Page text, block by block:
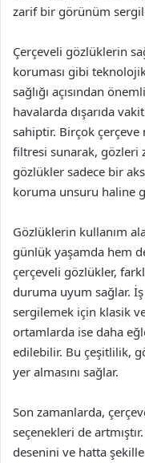
zarif bir görünüm
Çerçeveli gözlüklerin
koruması gibi
sağlığı açısından
havalarda dışarıda
sahiptir. Birçok
filtresi sunarak, gözleri
gözlükler sadece bir
koruma unsuru haline
Gözlüklerin kullanım
günlük yaşamda hem
çerçeveli gözlükler,
duruma uyum sağlar.
sergilemek için klasik
ortamlarda ise daha
edilebilir. Bu çeşitlilik,
yer almasını sağlar.
Son zamanlarda,
seçenekleri de
desenini ve hatta